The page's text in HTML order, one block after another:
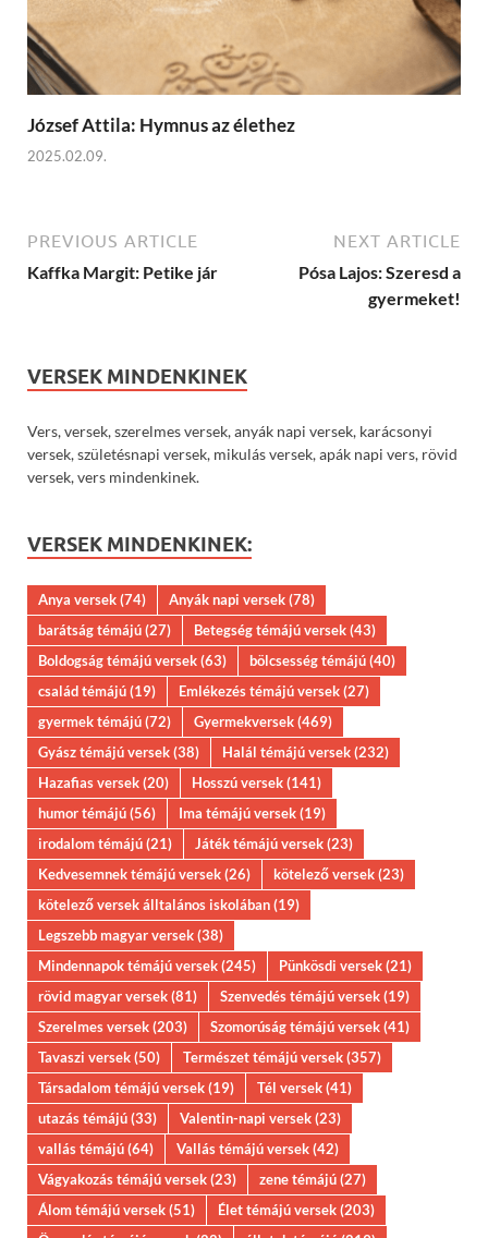
József Attila: Hymnus az élethez
2025.02.09.
PREVIOUS ARTICLE
Kaffka Margit: Petike jár
NEXT ARTICLE
Pósa Lajos: Szeresd a
gyermeket!
VERSEK MINDENKINEK
Vers, versek, szerelmes versek, anyák napi versek, karácsonyi
versek, születésnapi versek, mikulás versek, apák napi vers, rövid
versek, vers mindenkinek.
VERSEK MINDENKINEK:
Anya versek(74) Anyák napi versek(78)
barátság témájú(27) Betegség témájú versek(43)
Boldogság témájú versek(63) bölcsesség témájú(40)
család témájú(19) Emlékezés témájú versek(27)
gyermek témájú(72) Gyermekversek(469)
Gyász témájú versek(38) Halál témájú versek(232)
Hazafias versek(20) Hosszú versek(141)
humor témájú(56) Ima témájú versek(19)
irodalom témájú(21) Játék témájú versek(23)
Kedvesemnek témájú versek(26) kötelező versek(23)
kötelező versek álltalános iskolában(19)
Legszebb magyar versek(38)
Mindennapok témájú versek(245) Pünkösdi versek(21)
rövid magyar versek(81) Szenvedés témájú versek(19)
Szerelmes versek(203) Szomorúság témájú versek(41)
Tavaszi versek(50) Természet témájú versek(357)
Társadalom témájú versek(19) Tél versek(41)
utazás témájú(33) Valentin-napi versek(23)
vallás témájú(64) Vallás témájú versek(42)
Vágyakozás témájú versek(23) zene témájú(27)
Álom témájú versek(51) Élet témájú versek(203)